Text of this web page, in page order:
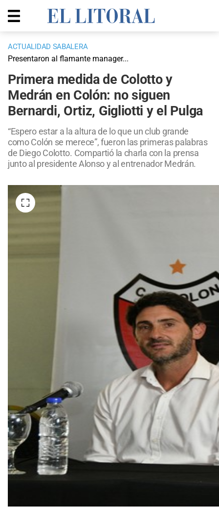
ACTUALIDAD SABALERA
Presentaron al flamante manager...
Primera medida de Colotto y
Medrán en Colón: no siguen
Bernardi, Ortiz, Gigliotti y el Pulga
“Espero estar a la altura de lo que un club grande
como Colón se merece”, fueron las primeras palabras
de Diego Colotto. Compartió la charla con la prensa
junto al presidente Alonso y al entrenador Medrán.